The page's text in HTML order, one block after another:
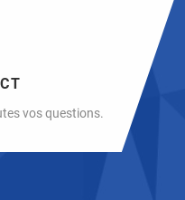
vos questions.